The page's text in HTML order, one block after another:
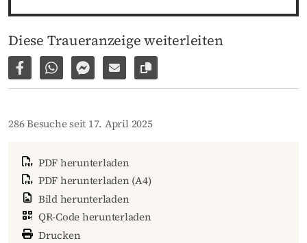
Diese Traueranzeige weiterleiten
Auf Facebook teilen
Per WhatsApp weiterleiten
Per Facebook Messenger weiterleiten
Per E-Mail versenden
Link zur Seite kopieren
286 Besuche seit 17. April 2025
PDF herunterladen
PDF herunterladen (A4)
Bild herunterladen
QR-Code herunterladen
Drucken